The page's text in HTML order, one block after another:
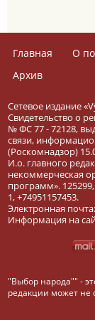
Главная О
Архив
Сетевое издание
Свидетельство о
№ ФС 77 - 72128,
связи,
(Роскомнадзор)
И.о. главного
некоммерческая
программ».
1, +74951157453.
Электронная
Информация на
"Выбор народа"" -
редакции может не